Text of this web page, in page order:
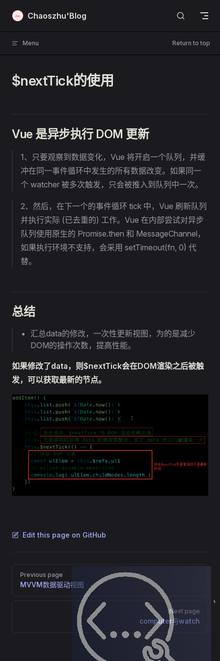
Skip to content
Chaoszhu'Blog
Menu Return to top
$nextTick的使用
Vue 是异步执行 DOM 更新
1、只要观察到数据变化，Vue 将开启一个队列，并缓
冲在同一事件循环中发生的所有数据改变。如果同一
个 watcher 被多次触发，只会被推入到队列中一次。
2、然后，在下一个的事件循环 tick 中，Vue 刷新队列
并执行实际 (已去重的) 工作。Vue 在内部尝试对异步
队列使用原生的 Promise.then 和 MessageChannel，
如果执行环境不支持，会采用 setTimeout(fn, 0) 代
替。
总结
汇总data的修改，一次性更新视图，为的是减少
DOM的操作次数，提高性能。
如果修改了data，则$nextTick会在DOM渲染之后被触
发，可以获取最新的节点。
Edit this page on GitHub
Previous page
MVVM数据驱动视图
Next page
computer与watch